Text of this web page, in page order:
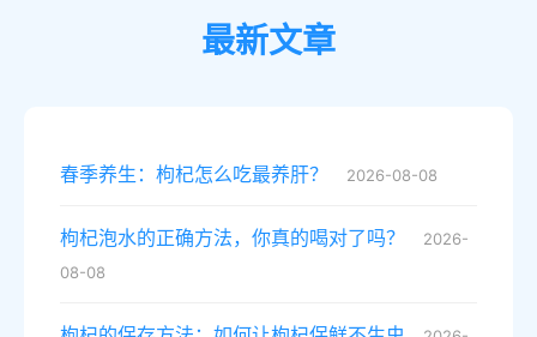
最新文章
春季养生：枸杞怎么吃最养肝？ 2026-08-08
枸杞泡水的正确方法，你真的喝对了吗？
2026-
08-08